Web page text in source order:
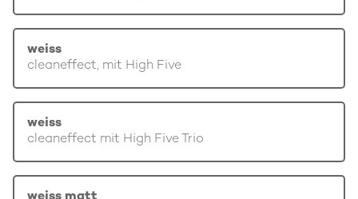
weiss
cleaneffect, mit High Five
weiss
cleaneffect mit High Five Trio